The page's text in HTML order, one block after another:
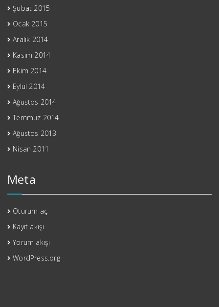
Şubat 2015
Ocak 2015
Aralık 2014
Kasım 2014
Ekim 2014
Eylül 2014
Ağustos 2014
Temmuz 2014
Ağustos 2013
Nisan 2011
Meta
Oturum aç
Kayıt akışı
Yorum akışı
WordPress.org